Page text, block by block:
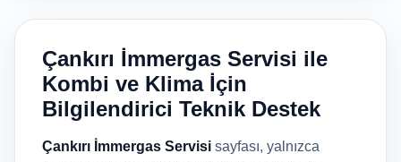
Çankırı İmmergas Servisi ile
Kombi ve Klima İçin
Bilgilendirici Teknik Destek
Çankırı İmmergas Servisi sayfası, yalnızca